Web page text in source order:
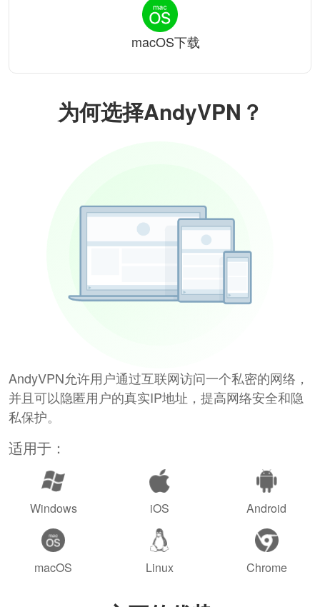
为何选择AndyVPN？
AndyVPN允许用户通过互联网访问一个私密的网络，
并且可以隐匿用户的真实IP地址，提高网络安全和隐
私保护。
适用于：
Windows iOS Android
macOS Linux Chrome
macOS下载